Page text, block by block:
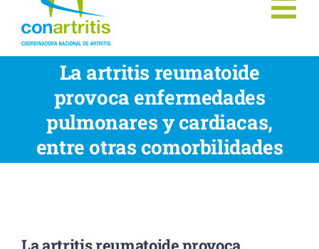
ConArtritis
La Artritis
Te ayudamos
La artritis reumatoide
provoca enfermedades
pulmonares y cardiacas,
entre otras comorbilidades